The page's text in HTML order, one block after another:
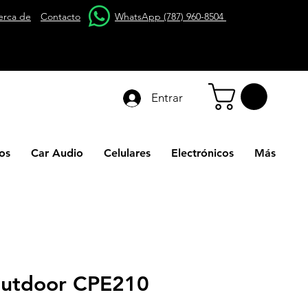
de Contacto WhatsApp (787) 960-8504
Entrar
Car Audio Celulares Electrónicos Más
CPE210